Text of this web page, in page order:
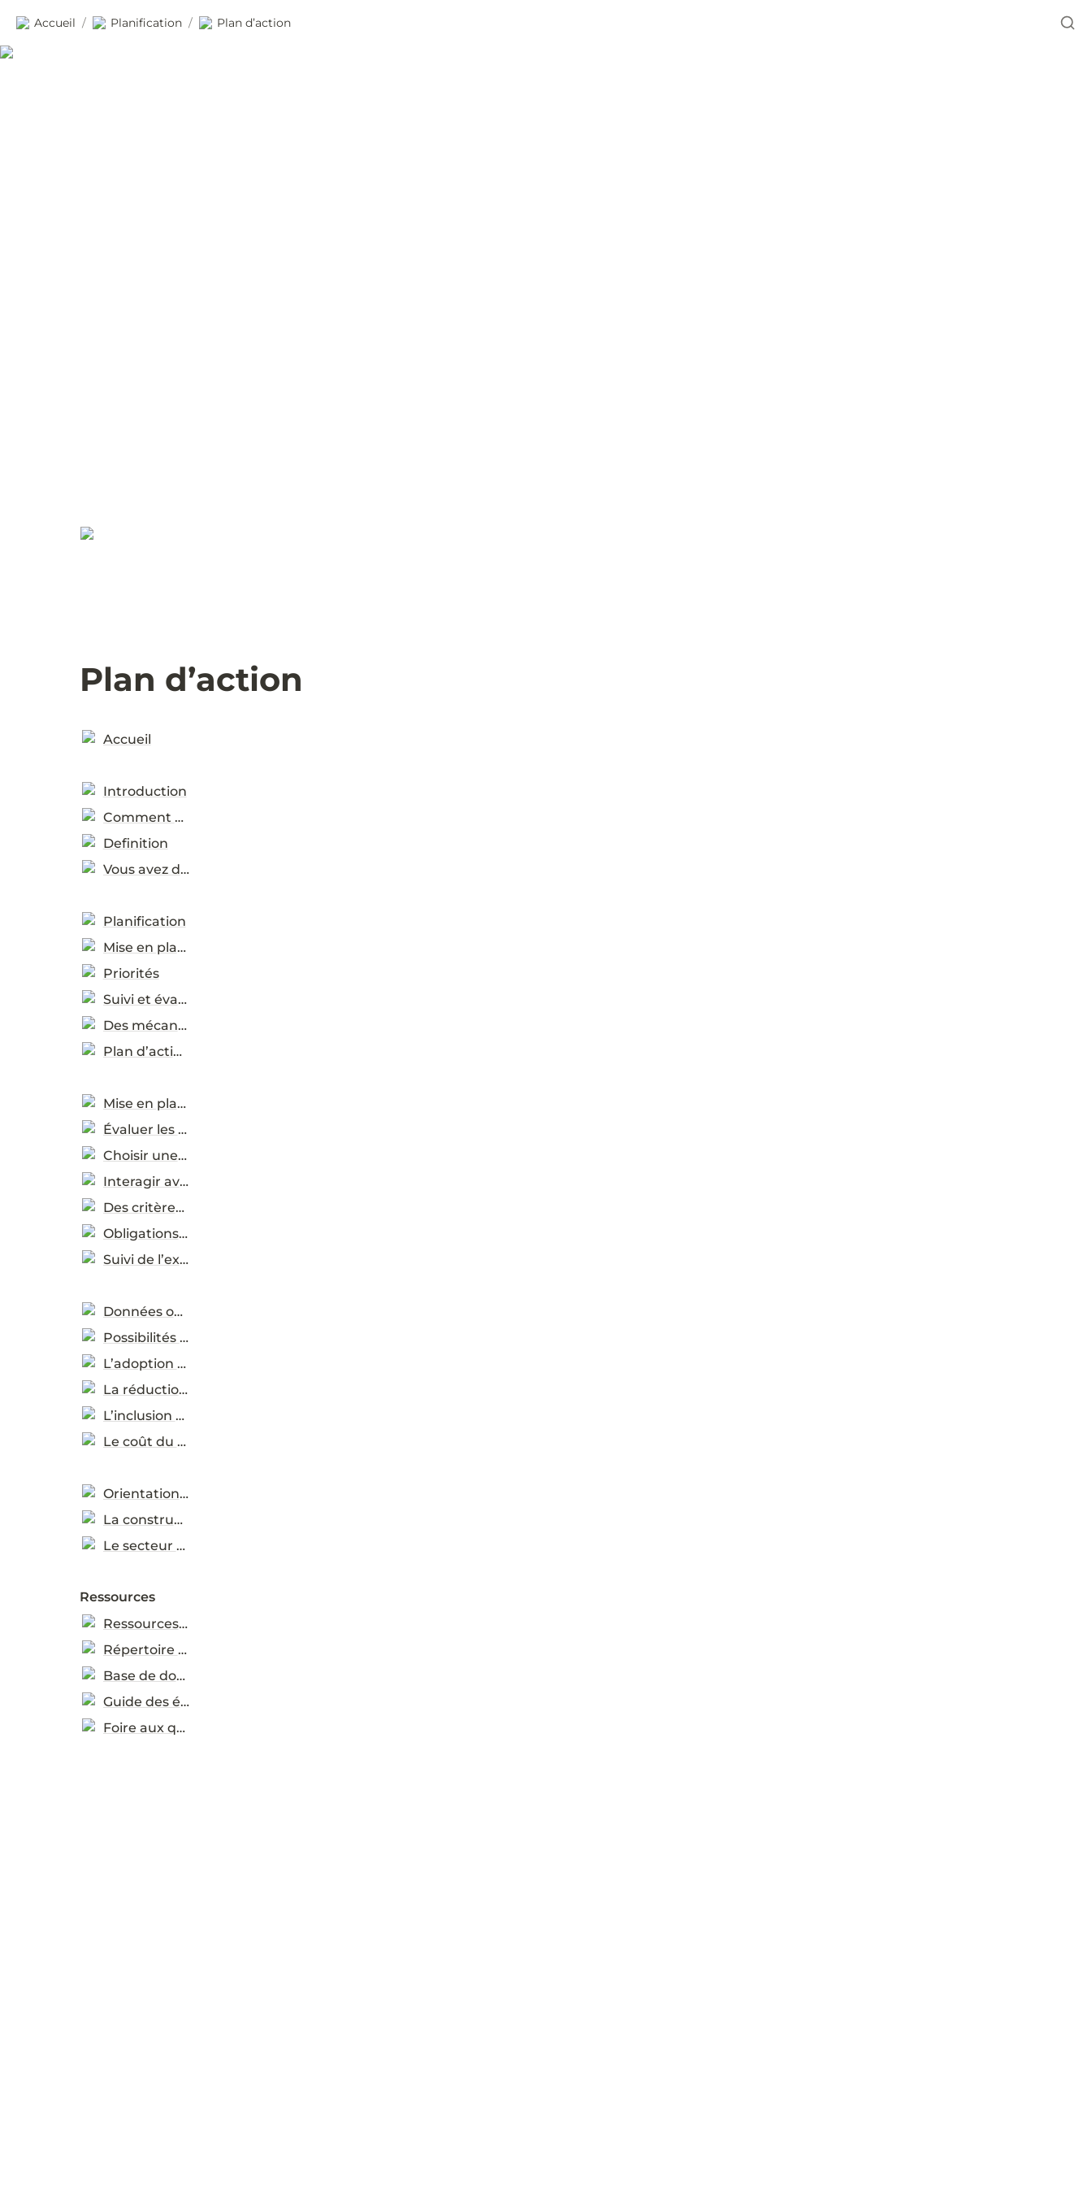
Accueil / Planification / Plan d’action
Plan d’action
Accueil
Introduction
Comment utiliser
Definition
Vous avez demandées
Planification
Mise en place
Priorités
Suivi et évaluation
Des mécanismes d’assistance
Plan d’action
Mise en place
Évaluer les besoins réels
Choisir une méthode de passation de marchés
Interagir avec le marché
Des critères de durabilité
Obligations contractuelles
Suivi de l’exécution
Données ouvertes et évaluation des progrès
Possibilités d’utilisation des données
L’adoption des pratiques durables
La réduction des émissions de carbone
L’inclusion des genres
Le coût du cycle de vie
Orientations sectorielles
La construction (en anglais)
Le secteur TIC (en anglais)
Ressources
Ressources pratiques
Répertoire de ressources
Base de données d’études de cas
Guide des éco-étiquettes
Foire aux questions